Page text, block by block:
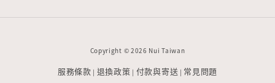
Copyright © 2026 Nui Taiwan
服務條款 | 退換政策 | 付款與寄送 | 常見問題